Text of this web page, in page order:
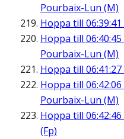
Pourbaix-Lun (M)
Hoppa till 06:39:41
Hoppa till 06:40:45
Pourbaix-Lun (M)
Hoppa till 06:41:27
Hoppa till 06:42:06
Pourbaix-Lun (M)
Hoppa till 06:42:46
(Fp)